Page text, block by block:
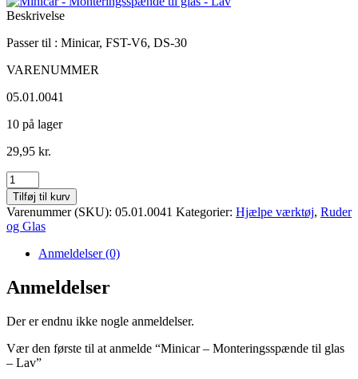
Beskrivelse
Passer til : Minicar, FST-V6, DS-30
VARENUMMER
05.01.0041
10 på lager
29,95 kr.
Minicar
-
Monteringsspænde
til
glas
antal
Tilføj til kurv
Varenummer (SKU): 05.01.0041 Kategorier: Hjælpe værktøj, Ruder
og Glas
Anmeldelser (0)
Anmeldelser
Der er endnu ikke nogle anmeldelser.
Vær den første til at anmelde “Minicar – Monteringsspænde til glas
– Lav”